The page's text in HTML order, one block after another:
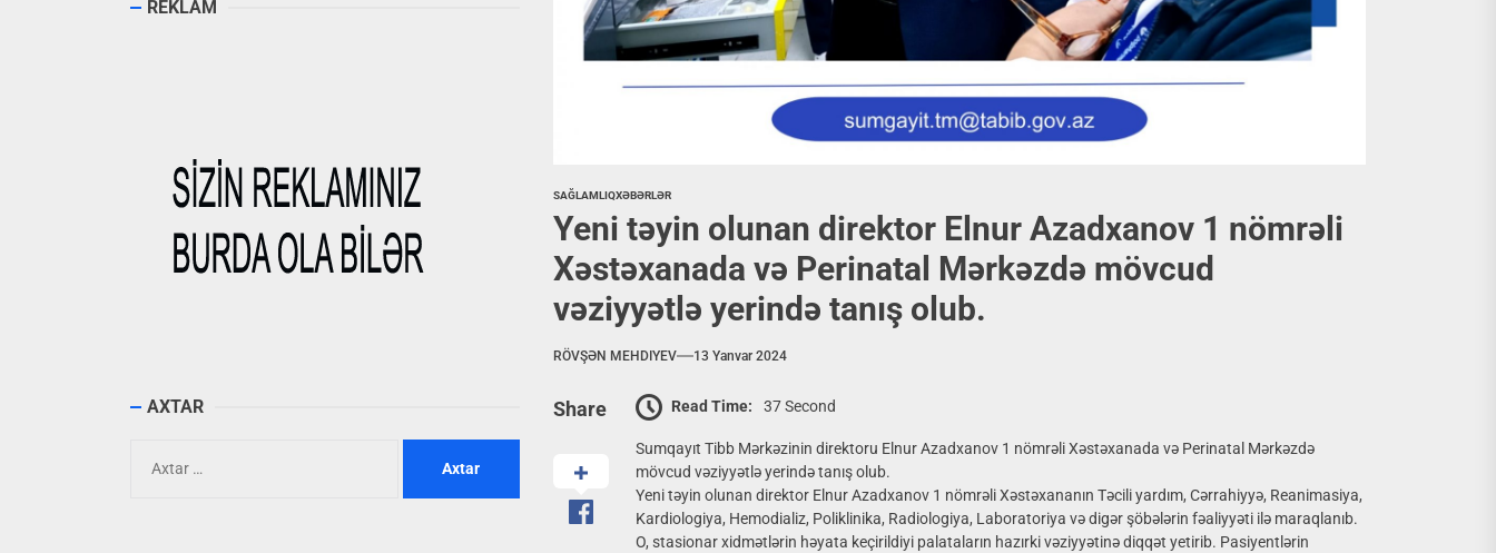
SAĞLAMLIQXƏBƏRLƏR
Yeni təyin olunan direktor Elnur Azadxanov 1 nömrəli
Xəstəxanada və Perinatal Mərkəzdə mövcud
vəziyyətlə yerində tanış olub.
RÖVŞƏN MEHDIYEV 13 Yanvar 2024
Share Read Time: 37 Second
Sumqayıt Tibb Mərkəzinin direktoru Elnur Azadxanov 1 nömrəli Xəstəxanada və Perinatal Mərkəzdə
mövcud vəziyyətlə yerində tanış olub.
Yeni təyin olunan direktor Elnur Azadxanov 1 nömrəli Xəstəxananın Təcili yardım, Cərrahiyyə, Reanimasiya,
Kardiologiya, Hemodializ, Poliklinika, Radiologiya, Laboratoriya və digər şöbələrin fəaliyyəti ilə maraqlanıb.
O, stasionar xidmətlərin həyata keçirildiyi palataların hazırki vəziyyətinə diqqət yetirib. Pasiyentlərin
REKLAM
AXTAR